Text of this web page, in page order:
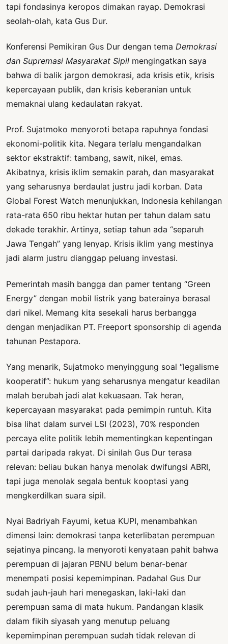
tapi fondasinya keropos dimakan rayap. Demokrasi
seolah-olah, kata Gus Dur.
Konferensi Pemikiran Gus Dur dengan tema Demokrasi
dan Supremasi Masyarakat Sipil mengingatkan saya
bahwa di balik jargon demokrasi, ada krisis etik, krisis
kepercayaan publik, dan krisis keberanian untuk
memaknai ulang kedaulatan rakyat.
Prof. Sujatmoko menyoroti betapa rapuhnya fondasi
ekonomi-politik kita. Negara terlalu mengandalkan
sektor ekstraktif: tambang, sawit, nikel, emas.
Akibatnya, krisis iklim semakin parah, dan masyarakat
yang seharusnya berdaulat justru jadi korban. Data
Global Forest Watch menunjukkan, Indonesia kehilangan
rata-rata 650 ribu hektar hutan per tahun dalam satu
dekade terakhir. Artinya, setiap tahun ada “separuh
Jawa Tengah” yang lenyap. Krisis iklim yang mestinya
jadi alarm justru dianggap peluang investasi.
Pemerintah masih bangga dan pamer tentang “Green
Energy” dengan mobil listrik yang baterainya berasal
dari nikel. Memang kita sesekali harus berbangga
dengan menjadikan PT. Freeport sponsorship di agenda
tahunan Pestapora.
Yang menarik, Sujatmoko menyinggung soal “legalisme
kooperatif”: hukum yang seharusnya mengatur keadilan
malah berubah jadi alat kekuasaan. Tak heran,
kepercayaan masyarakat pada pemimpin runtuh. Kita
bisa lihat dalam survei LSI (2023), 70% responden
percaya elite politik lebih mementingkan kepentingan
partai daripada rakyat. Di sinilah Gus Dur terasa
relevan: beliau bukan hanya menolak dwifungsi ABRI,
tapi juga menolak segala bentuk kooptasi yang
mengkerdilkan suara sipil.
Nyai Badriyah Fayumi, ketua KUPI, menambahkan
dimensi lain: demokrasi tanpa keterlibatan perempuan
sejatinya pincang. Ia menyoroti kenyataan pahit bahwa
perempuan di jajaran PBNU belum benar-benar
menempati posisi kepemimpinan. Padahal Gus Dur
sudah jauh-jauh hari menegaskan, laki-laki dan
perempuan sama di mata hukum. Pandangan klasik
dalam fikih siyasah yang menutup peluang
kepemimpinan perempuan sudah tidak relevan di